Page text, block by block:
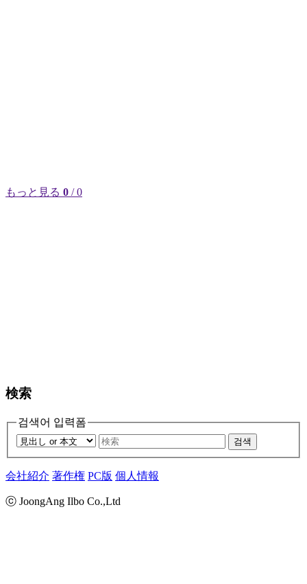
もっと見る 0 / 0
検索
검색어 입력폼
검색
会社紹介 著作権 PC版 個人情報
ⓒ JoongAng Ilbo Co.,Ltd